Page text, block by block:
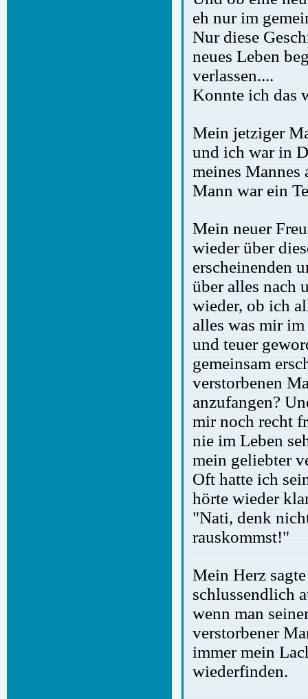
eh nur im
Nur diese
neues Leben
verlassen....
Konnte ich das
Mein jetziger
und ich war in
meines
Mann war ein
Mein neuer
wieder über
erscheinenden
über alles nach
wieder, ob ich
alles was mir
und teuer
gemeinsam
verstorbenen
anzufangen?
mir noch recht
nie im Leben
mein geliebter
Oft hatte ich
hörte wieder
"Nati, denk
rauskommst!"
Mein Herz
schlussendlich
wenn man
verstorbener
immer mein
wiederfinden.